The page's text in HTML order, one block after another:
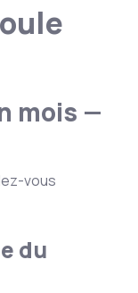
mois —
vous
du